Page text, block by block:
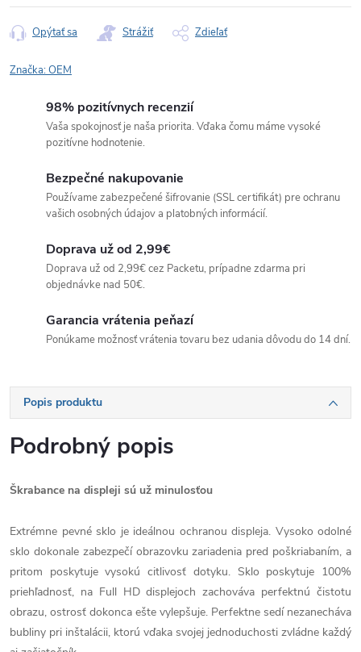
Opýtať sa Strážiť Zdieľať
Značka:OEM
98% pozitívnych recenzií
Vaša spokojnosť je naša priorita. Vďaka čomu máme vysoké
pozitívne hodnotenie.
Bezpečné nakupovanie
Používame zabezpečené šifrovanie (SSL certifikát) pre ochranu
vašich osobných údajov a platobných informácií.
Doprava už od 2,99€
Doprava už od 2,99€ cez Packetu, prípadne zdarma pri
objednávke nad 50€.
Garancia vrátenia peňazí
Ponúkame možnosť vrátenia tovaru bez udania dôvodu do 14 dní.
Popis produktu
Podrobný popis
Škrabance na displeji sú už minulosťou
Extrémne pevné sklo je ideálnou ochranou displeja. Vysoko odolné
sklo dokonale zabezpečí obrazovku zariadenia pred poškriabaním, a
pritom poskytuje vysokú citlivosť dotyku. Sklo poskytuje 100%
priehľadnosť, na Full HD displejoch zachováva perfektnú čistotu
obrazu, ostrosť dokonca ešte vylepšuje. Perfektne sedí nezanecháva
bubliny pri inštalácii, ktorú vďaka svojej jednoduchosti zvládne každý